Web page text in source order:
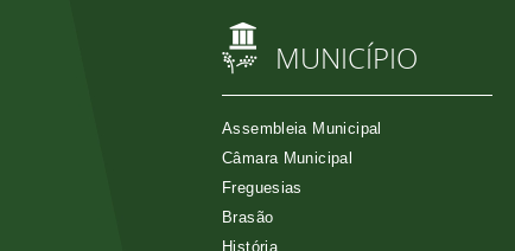
MUNICÍPIO
Assembleia Municipal
Câmara Municipal
Freguesias
Brasão
História